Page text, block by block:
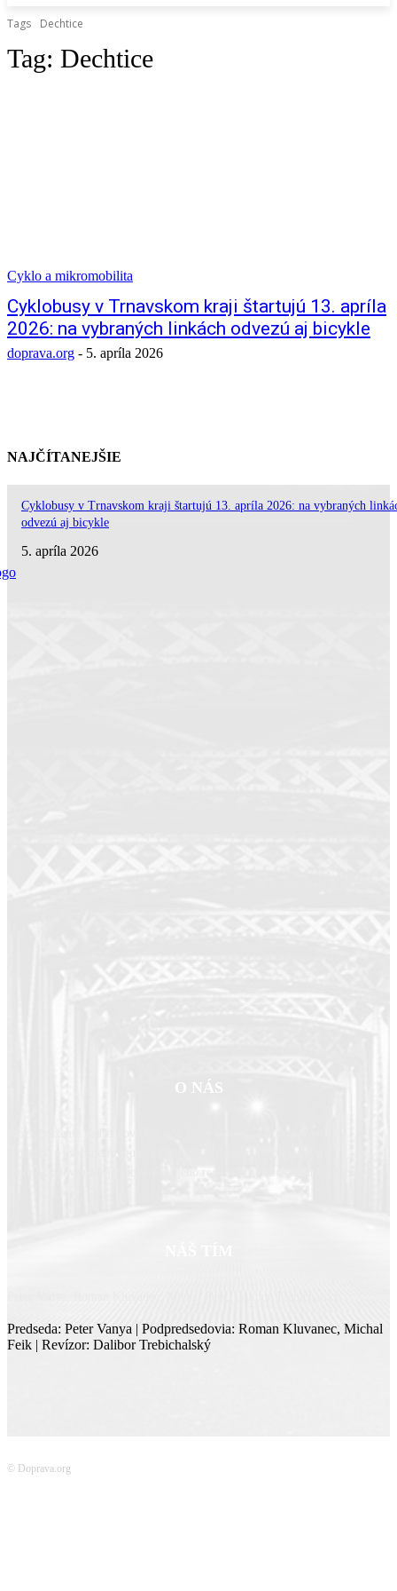
Tags Dechtice
Tag: Dechtice
Cyklo a mikromobilita
Cyklobusy v Trnavskom kraji štartujú 13. apríla
2026: na vybraných linkách odvezú aj bicykle
doprava.org - 5. apríla 2026
NAJČÍTANEJŠIE
Cyklobusy v Trnavskom kraji štartujú 13. apríla 2026: na vybraných
odvezú aj bicykle
5. apríla 2026
O NÁS
Predseda: Peter Vanya | Podpredsedovia: Roman Kluvanec, Michal
Feik | Revízor: Dalibor Trebichalský
© Doprava.org